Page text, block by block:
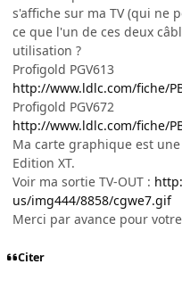
s'affiche sur ma TV (qui ne
ce que l'un de ces deux
utilisation ?
Profigold PGV613
http://www.ldlc.com/fiche/
Profigold PGV672
http://www.ldlc.com/fiche/
Ma carte graphique est une
Edition XT.
Voir ma sortie TV-OUT :
us/img444/8858/cgwe7.gif
Merci par avance pour
Citer